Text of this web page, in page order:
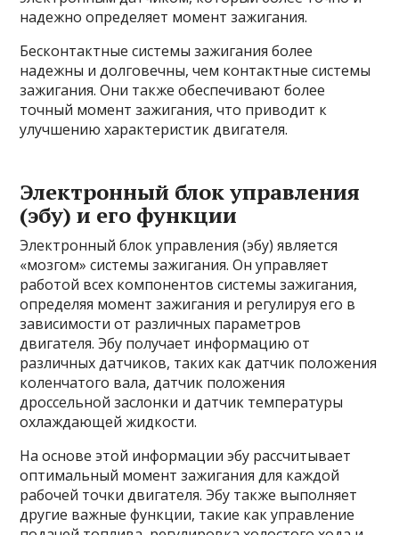
надежно определяет момент зажигания.
Бесконтактные системы зажигания более
надежны и долговечны, чем контактные системы
зажигания. Они также обеспечивают более
точный момент зажигания, что приводит к
улучшению характеристик двигателя.
Электронный блок управления
(эбу) и его функции
Электронный блок управления (эбу) является
«мозгом» системы зажигания. Он управляет
работой всех компонентов системы зажигания,
определяя момент зажигания и регулируя его в
зависимости от различных параметров
двигателя. Эбу получает информацию от
различных датчиков, таких как датчик положения
коленчатого вала, датчик положения
дроссельной заслонки и датчик температуры
охлаждающей жидкости.
На основе этой информации эбу рассчитывает
оптимальный момент зажигания для каждой
рабочей точки двигателя. Эбу также выполняет
другие важные функции, такие как управление